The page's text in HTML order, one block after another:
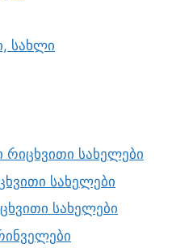
სახლი
სახელები
სახელები
სახელები